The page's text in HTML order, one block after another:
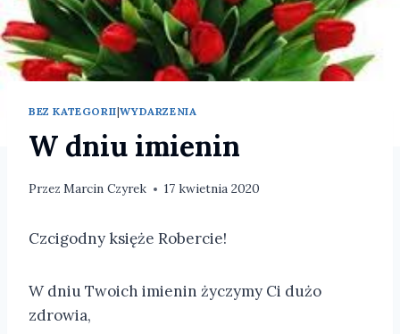
BEZ KATEGORII|WYDARZENIA
W dniu imienin
Przez Marcin Czyrek 17 kwietnia 2020
Czcigodny księże Robercie!
W dniu Twoich imienin życzymy Ci dużo
zdrowia,